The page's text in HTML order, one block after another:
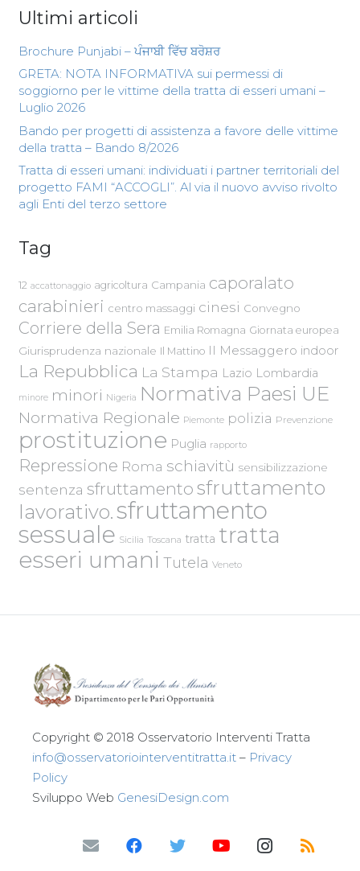
Ultimi articoli
Brochure Punjabi – ਪੰਜਾਬੀ ਵਿੱਚ ਬਰੋਸ਼ਰ
GRETA: NOTA INFORMATIVA sui permessi di
soggiorno per le vittime della tratta di esseri umani –
Luglio 2026
Bando per progetti di assistenza a favore delle vittime
della tratta – Bando 8/2026
Tratta di esseri umani: individuati i partner territoriali del
progetto FAMI “ACCOGLI”. Al via il nuovo avviso rivolto
agli Enti del terzo settore
Tag
12 accattonaggio agricoltura Campania caporalato
carabinieri centro massaggi cinesi Convegno
Corriere della Sera Emilia Romagna Giornata europea
Giurisprudenza nazionale Il Mattino Il Messaggero indoor
La Repubblica La Stampa Lazio Lombardia
minore minori Nigeria Normativa Paesi UE
Normativa Regionale Piemonte polizia Prevenzione
prostituzione Puglia rapporto
Repressione Roma schiavitù sensibilizzazione
sentenza sfruttamento sfruttamento
lavorativo.sfruttamento
sessuale Sicilia Toscana tratta tratta
esseri umani Tutela Veneto
Copyright © 2018 Osservatorio Interventi Tratta
info@osservatoriointerventitratta.it – Privacy
Policy
Sviluppo Web GenesiDesign.com